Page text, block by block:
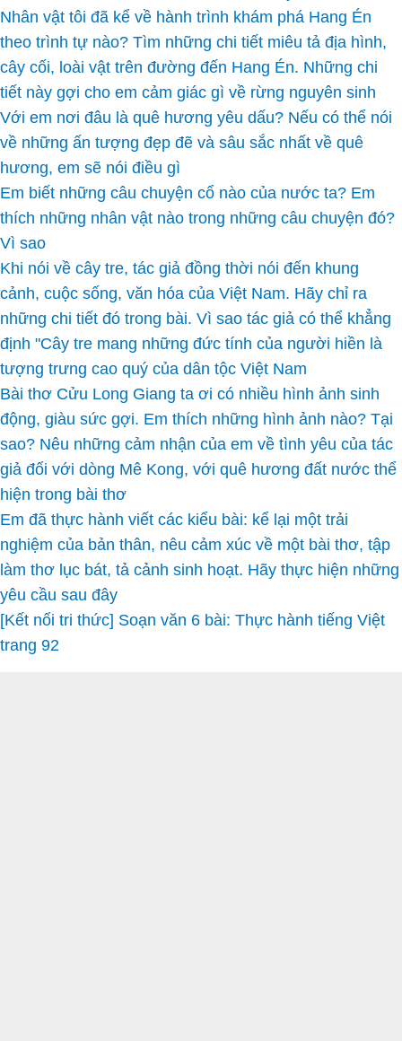
Nhân vật tôi đã kể về hành trình khám phá Hang Én
theo trình tự nào? Tìm những chi tiết miêu tả địa hình,
cây cối, loài vật trên đường đến Hang Én. Những chi
tiết này gợi cho em cảm giác gì về rừng nguyên sinh
Với em nơi đâu là quê hương yêu dấu? Nếu có thể nói
về những ấn tượng đẹp đẽ và sâu sắc nhất về quê
hương, em sẽ nói điều gì
Em biết những câu chuyện cổ nào của nước ta? Em
thích những nhân vật nào trong những câu chuyện đó?
Vì sao
Khi nói về cây tre, tác giả đồng thời nói đến khung
cảnh, cuộc sống, văn hóa của Việt Nam. Hãy chỉ ra
những chi tiết đó trong bài. Vì sao tác giả có thể khẳng
định "Cây tre mang những đức tính của người hiền là
tượng trưng cao quý của dân tộc Việt Nam
Bài thơ Cửu Long Giang ta ơi có nhiều hình ảnh sinh
động, giàu sức gợi. Em thích những hình ảnh nào? Tại
sao? Nêu những cảm nhận của em về tình yêu của tác
giả đối với dòng Mê Kong, với quê hương đất nước thể
hiện trong bài thơ
Em đã thực hành viết các kiểu bài: kể lại một trải
nghiệm của bản thân, nêu cảm xúc về một bài thơ, tập
làm thơ lục bát, tả cảnh sinh hoạt. Hãy thực hiện những
yêu cầu sau đây
[Kết nối tri thức] Soạn văn 6 bài: Thực hành tiếng Việt
trang 92